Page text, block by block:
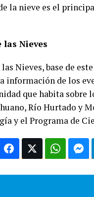
la nieve es el
las Nieves
Nieves, base de
información de los
que habita sobre
Río Hurtado y
y el Programa de